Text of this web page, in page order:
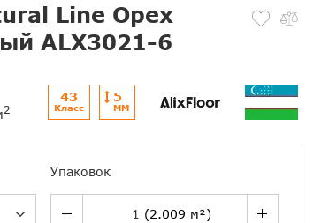
Line Орех
ALX3021-6
2
43
Класс
5
ММ
Упаковок